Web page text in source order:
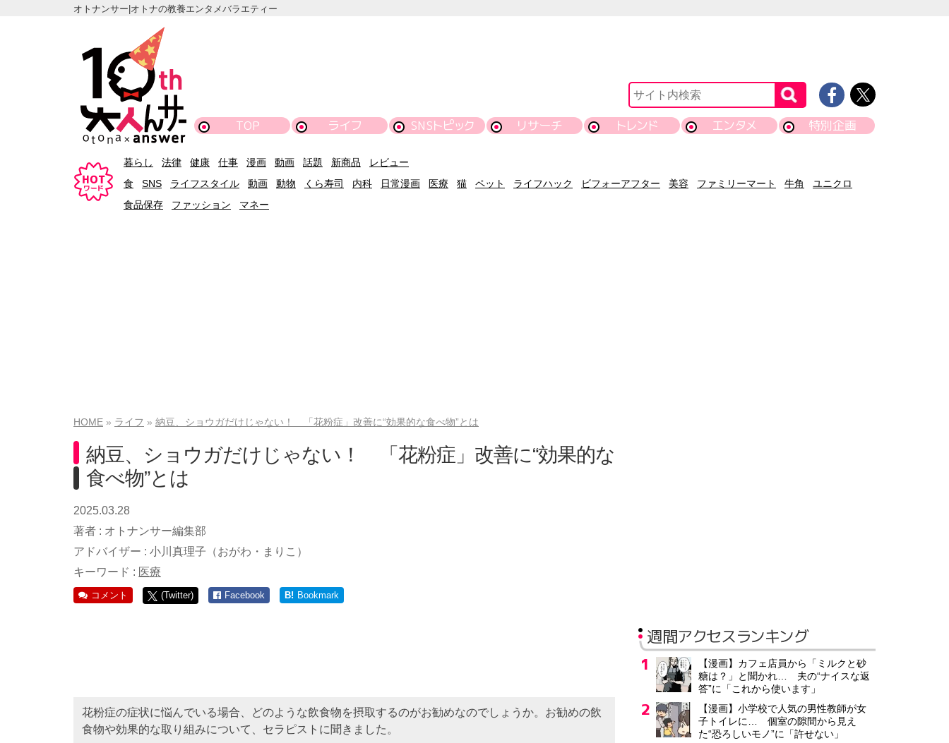
オトナンサー|オトナの教養エンタメバラエティー
TOP ライフ SNSトピック リサーチ トレンド エンタメ 特別企画
暮らし 法律 健康 仕事 漫画 動画 話題 新商品
レビュー
食
SNS ライフスタイル 動画 動物 くら寿司 内科 日常漫画 医療 猫 ペット ライフハック ビフォーアフター 美容 ファミリーマート 牛角
ユニクロ
食品保存
ファッション マネー
HOME ライフ 納豆、ショウガだけじゃない！ 「花粉症」改善に“効果的な食べ物”とは
納豆、ショウガだけじゃない！ 「花粉症」改善に“効果的な
食べ物”とは
2025.03.28
著者 : オトナンサー編集部
アドバイザー : 小川真理子（おがわ・まりこ）
キーワード : 医療
コメント (Twitter) Facebook B! Bookmark
花粉症の症状に悩んでいる場合、どのような飲食物を摂取するのがお勧めなのでしょうか。お勧めの飲
食物や効果的な取り組みについて、セラピストに聞きました。
週間アクセスランキング
【漫画】カフェ店員から「ミルクと砂
糖は？」と聞かれ… 夫の“ナイスな返
答”に「これから使います」
【漫画】小学校で人気の男性教師が女
子トイレに… 個室の隙間から見え
た“恐ろしいモノ”に「許せない」